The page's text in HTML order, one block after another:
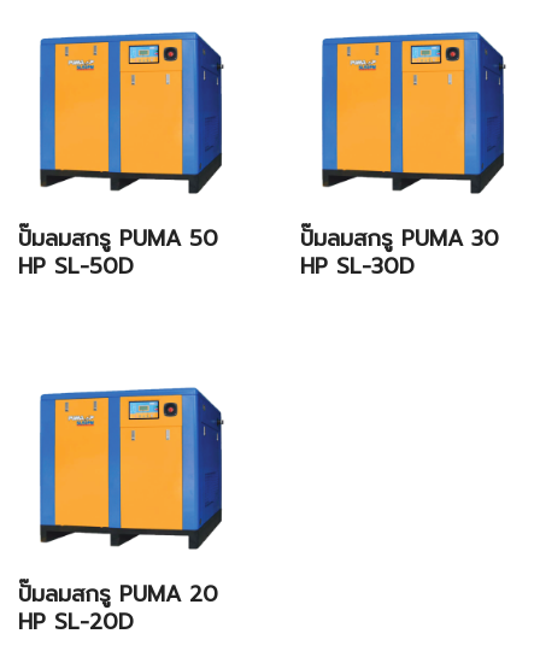
ปั๊มลมสกรู PUMA 50
HP SL-50D
ปั๊มลมสกรู PUMA 30
HP SL-30D
ปั๊มลมสกรู PUMA 20
HP SL-20D